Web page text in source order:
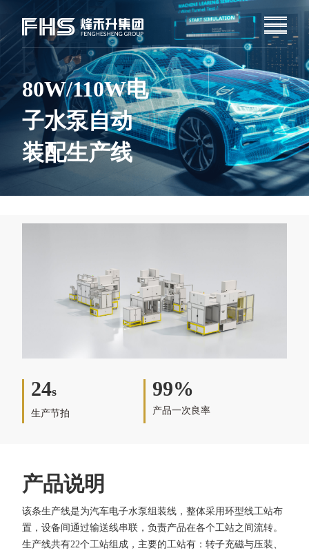
80W/110W电
子水泵自动
装配生产线
24s
生产节拍
99%
产品一次良率
产品说明
该条生产线是为汽车电子水泵组装线，整体采用环型线工站布
置，设备间通过输送线串联，负责产品在各个工站之间流转。
生产线共有22个工站组成，主要的工站有：转子充磁与压装、